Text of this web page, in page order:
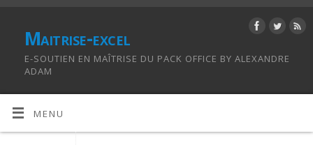
Maitrise-excel
E-SOUTIEN EN MAÎTRISE DU PACK OFFICE BY ALEXANDRE
ADAM
MENU